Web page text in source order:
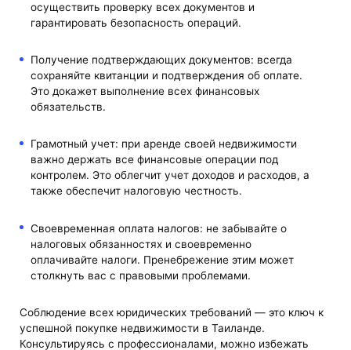
осуществить проверку всех документов и
гарантировать безопасность операций.
Получение подтверждающих документов: всегда
сохраняйте квитанции и подтверждения об оплате.
Это докажет выполнение всех финансовых
обязательств.
Грамотный учет: при аренде своей недвижимости
важно держать все финансовые операции под
контролем. Это облегчит учет доходов и расходов, а
также обеспечит налоговую честность.
Своевременная оплата налогов: не забывайте о
налоговых обязанностях и своевременно
оплачивайте налоги. Пренебрежение этим может
столкнуть вас с правовыми проблемами.
Соблюдение всех юридических требований — это ключ к
успешной покупке недвижимости в Таиланде.
Консультируясь с профессионалами, можно избежать